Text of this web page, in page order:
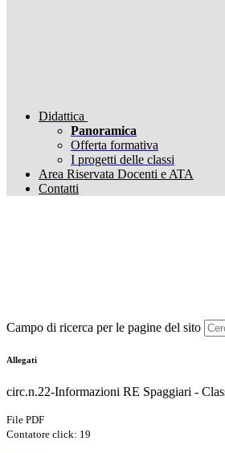
Didattica
Panoramica
Offerta formativa
I progetti delle classi
Area Riservata Docenti e ATA
Contatti
Campo di ricerca per le pagine del sito
Allegati
circ.n.22-Informazioni RE Spaggiari -
File PDF
Contatore click: 19